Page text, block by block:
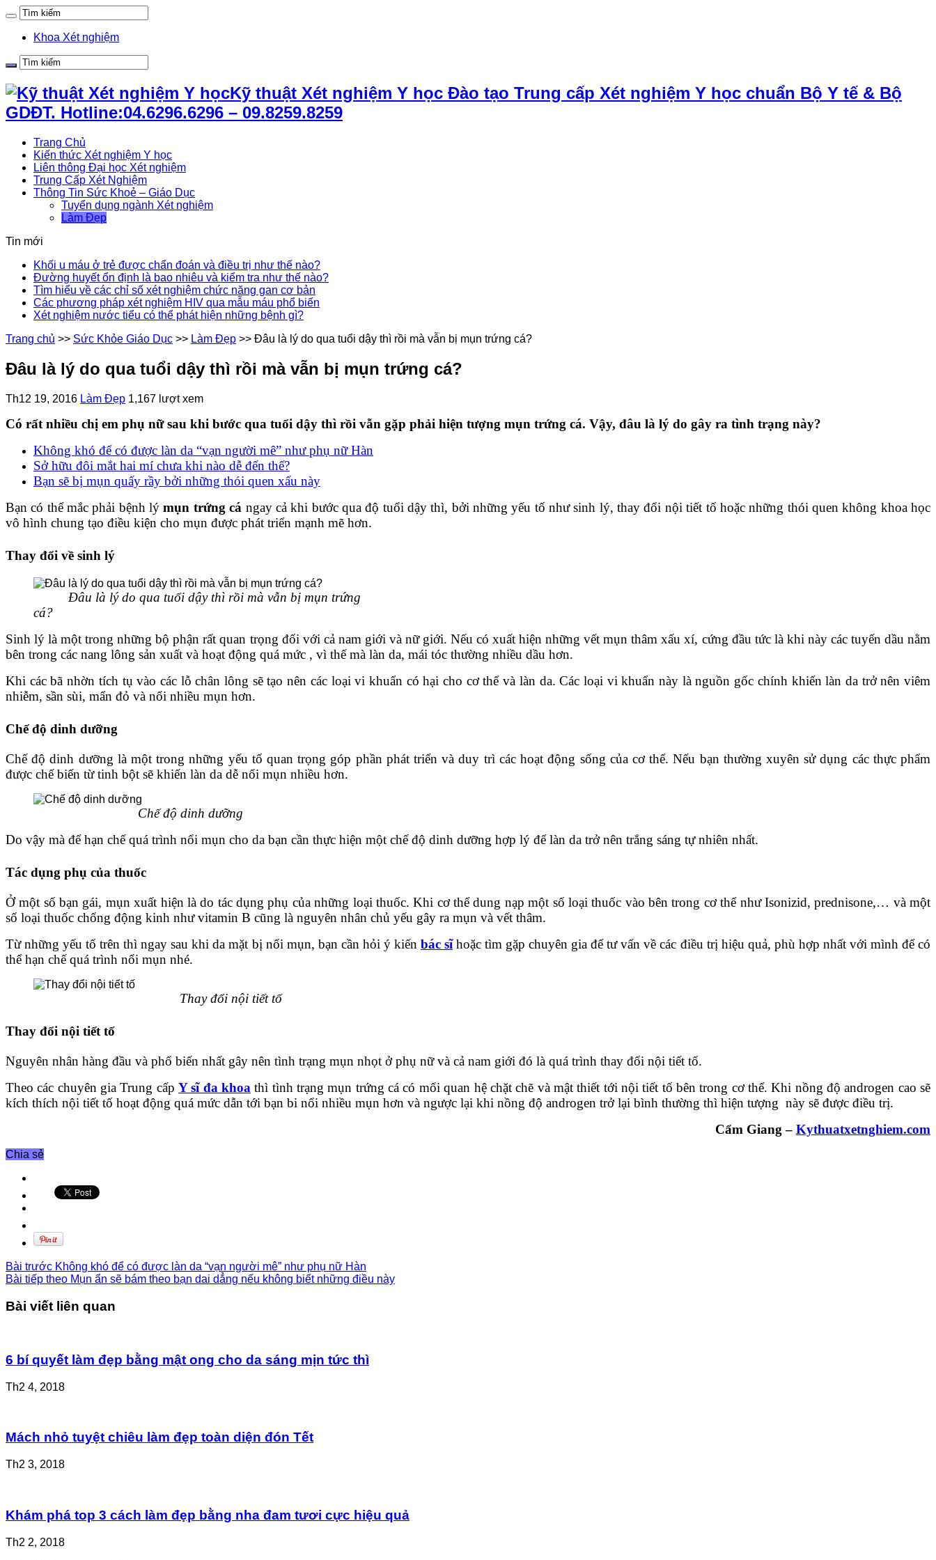
Khoa Xét nghiệm
Kỹ thuật Xét nghiệm Y học Đào tạo Trung cấp Xét nghiệm Y học chuẩn Bộ Y tế & Bộ
GDĐT. Hotline:04.6296.6296 – 09.8259.8259
Trang Chủ
Kiến thức Xét nghiệm Y học
Liên thông Đại học Xét nghiệm
Trung Cấp Xét Nghiệm
Thông Tin Sức Khoẻ – Giáo Dục
Tuyển dụng ngành Xét nghiệm
Làm Đẹp
Tin mới
Khối u máu ở trẻ được chẩn đoán và điều trị như thế nào?
Đường huyết ổn định là bao nhiêu và kiểm tra như thế nào?
Tìm hiểu về các chỉ số xét nghiệm chức năng gan cơ bản
Các phương pháp xét nghiệm HIV qua mẫu máu phổ biến
Xét nghiệm nước tiểu có thể phát hiện những bệnh gì?
Trang chủ >> Sức Khỏe Giáo Dục >> Làm Đẹp >> Đâu là lý do qua tuổi dậy thì rồi mà vẫn bị mụn trứng cá?
Đâu là lý do qua tuổi dậy thì rồi mà vẫn bị mụn trứng cá?
Th12 19, 2016 Làm Đẹp 1,167 lượt xem
Có rất nhiều chị em phụ nữ sau khi bước qua tuổi dậy thì rồi vẫn gặp phải hiện tượng mụn trứng cá. Vậy, đâu là lý do gây ra tình trạng này?
Không khó để có được làn da “vạn người mê” như phụ nữ Hàn
Sở hữu đôi mắt hai mí chưa khi nào dễ đến thế?
Bạn sẽ bị mụn quấy rầy bởi những thói quen xấu này
Bạn có thể mắc phải bệnh lýmụn trứng cá ngay cả khi bước qua độ tuổi dậy thì, bởi những yếu tố như sinh lý, thay đổi nội tiết tố hoặc những thói quen không khoa học
vô hình chung tạo điều kiện cho mụn được phát triển mạnh mẽ hơn.
Thay đổi về sinh lý
Đâu là lý do qua tuổi dậy thì rồi mà vẫn bị mụn trứng
cá?
Sinh lý là một trong những bộ phận rất quan trọng đối với cả nam giới và nữ giới. Nếu có xuất hiện những vết mụn thâm xấu xí, cứng đầu tức là khi này các tuyến dầu nằm
bên trong các nang lông sản xuất và hoạt động quá mức , vì thế mà làn da, mái tóc thường nhiều dầu hơn.
Khi các bã nhờn tích tụ vào các lỗ chân lông sẽ tạo nên các loại vi khuẩn có hại cho cơ thể và làn da. Các loại vi khuẩn này là nguồn gốc chính khiến làn da trở nên viêm
nhiễm, sần sùi, mẩn đỏ và nổi nhiều mụn hơn.
Chế độ dinh dưỡng
Chế độ dinh dưỡng là một trong những yếu tố quan trọng góp phần phát triển và duy trì các hoạt động sống của cơ thể. Nếu bạn thường xuyên sử dụng các thực phẩm
được chế biến từ tinh bột sẽ khiến làn da dễ nổi mụn nhiều hơn.
Chế độ dinh dưỡng
Do vậy mà để hạn chế quá trình nổi mụn cho da bạn cần thực hiện một chế độ dinh dưỡng hợp lý để làn da trở nên trắng sáng tự nhiên nhất.
Tác dụng phụ của thuốc
Ở một số bạn gái, mụn xuất hiện là do tác dụng phụ của những loại thuốc. Khi cơ thể dung nạp một số loại thuốc vào bên trong cơ thể như Isonizid, prednisone,… và một
số loại thuốc chống động kinh như vitamin B cũng là nguyên nhân chủ yếu gây ra mụn và vết thâm.
Từ những yếu tố trên thì ngay sau khi da mặt bị nổi mụn, bạn cần hỏi ý kiến bác sĩhoặc tìm gặp chuyên gia để tư vấn về các điều trị hiệu quả, phù hợp nhất với mình để có
thể hạn chế quá trình nổi mụn nhé.
Thay đổi nội tiết tố
Thay đổi nội tiết tố
Nguyên nhân hàng đầu và phổ biến nhất gây nên tình trạng mụn nhọt ở phụ nữ và cả nam giới đó là quá trình thay đổi nội tiết tố.
Theo các chuyên gia Trung cấpY sĩ đa khoa thì tình trạng mụn trứng cá có mối quan hệ chặt chẽ và mật thiết tới nội tiết tố bên trong cơ thể. Khi nồng độ androgen cao sẽ
kích thích nội tiết tố hoạt động quá mức dẫn tới bạn bi nổi nhiều mụn hơn và ngược lại khi nồng độ androgen trở lại bình thường thì hiện tượng này sẽ được điều trị.
Cẩm Giang – Kythuatxetnghiem.com
Chia sẻ
Bài trước Không khó để có được làn da “vạn người mê” như phụ nữ Hàn
Bài tiếp theo Mụn ẩn sẽ bám theo bạn dai dẳng nếu không biết những điều này
Bài viết liên quan
6 bí quyết làm đẹp bằng mật ong cho da sáng mịn tức thì
Th2 4, 2018
Mách nhỏ tuyệt chiêu làm đẹp toàn diện đón Tết
Th2 3, 2018
Khám phá top 3 cách làm đẹp bằng nha đam tươi cực hiệu quả
Th2 2, 2018